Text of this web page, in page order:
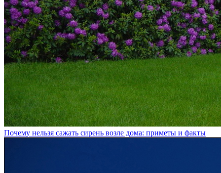
Почему нельзя сажать сирень возле дома: приметы и факты